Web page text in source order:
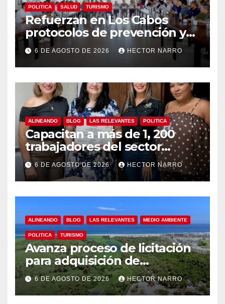
POLITICA SALUD TURISMO
Refuerzan en Los Cabos
protocolos de prevención y
rescate en playas ante oleaje
y temporada de ciclones
6 DE AGOSTO DE 2026 HECTOR NARRO
ALINEANDO BLOG LAS RELEVANTES POLITICA
Capacitan a más de 1, 200
trabajadores del sector
hotelero en derechos
humanos y respeto laboral
en Los Cabos
6 DE AGOSTO DE 2026 HECTOR NARRO
ALINEANDO BLOG LAS RELEVANTES MEDIO AMBIENTE
POLITICA TURISMO
Avanza proceso de licitación
para adquisición de
maquinaria del Plan de
Regeneración del Estero
Josefino
6 DE AGOSTO DE 2026 HECTOR NARRO